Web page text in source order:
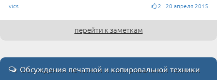
vics 2 20 апреля 2015
перейти к заметкам
Обсуждения печатной и копировальной техники